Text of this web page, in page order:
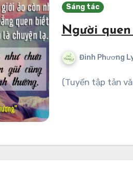
Sáng tác
Người
Đinh Phương
(Tuyển tập tản